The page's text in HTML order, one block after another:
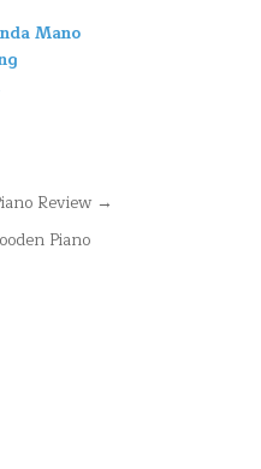
Mano
Review →
Piano